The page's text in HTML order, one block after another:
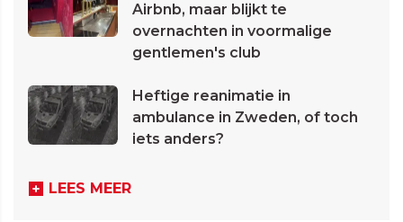
Airbnb, maar blijkt te
overnachten in voormalige
gentlemen's club
Heftige reanimatie in
ambulance in Zweden, of toch
iets anders?
LEES MEER